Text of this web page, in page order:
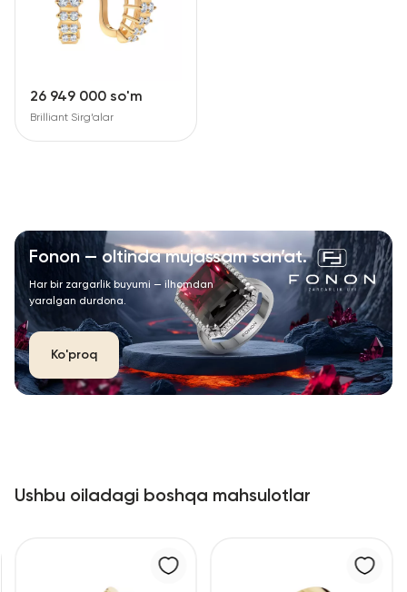
26 949 000 so'm
Brilliant Sirg‘alar
Fonon — oltinda mujassam san’at.
Har bir zargarlik buyumi — ilhomdan
yaralgan durdona.
Ko'proq
Ushbu oiladagi boshqa mahsulotlar